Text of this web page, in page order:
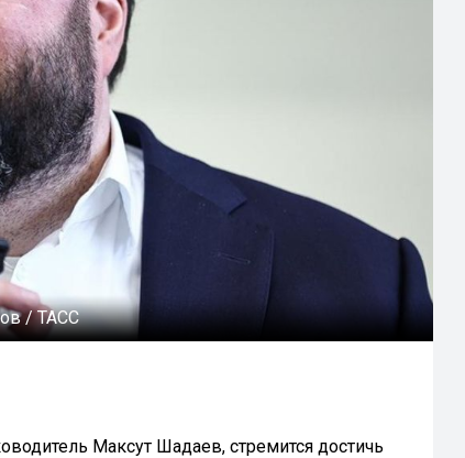
/ ТАСС
Максут Шадаев, стремится достичь